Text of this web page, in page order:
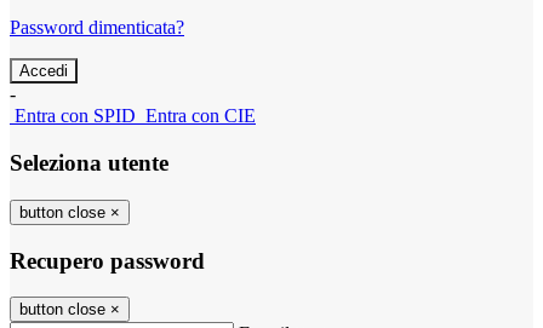
Password dimenticata?
-
Entra con SPID Entra con CIE
Seleziona utente
button close ×
Recupero password
button close ×